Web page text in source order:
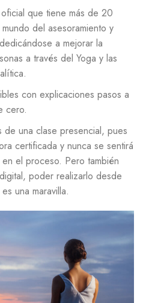
que tiene más de 20
del asesoramiento y
a mejorar la
a través del Yoga y las
con explicaciones pasos a
cero.
una clase presencial, pues
certificada y nunca se sentirá
el proceso. Pero también
poder realizarlo desde
una maravilla.